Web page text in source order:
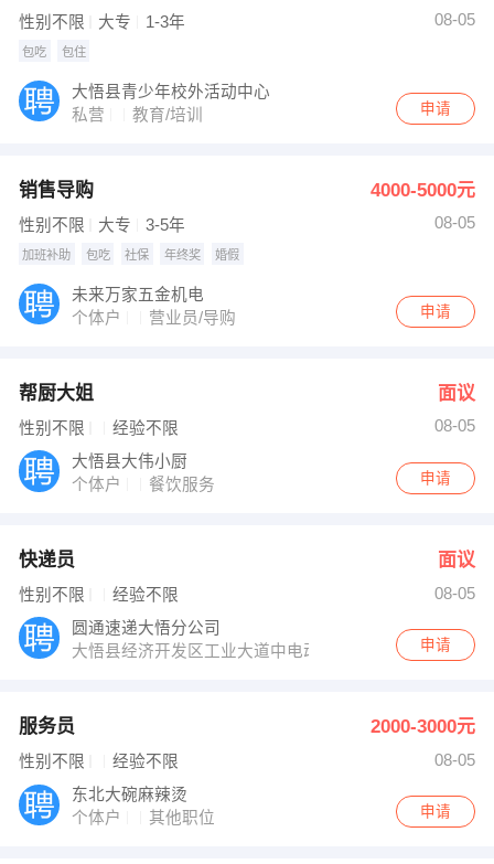
性别不限 大专 1-3年 08-05
包吃 包住
大悟县青少年校外活动中心
私营
教育/培训 申请
销售导购 4000-5000元
性别不限 大专 3-5年 08-05
加班补助 包吃 社保 年终奖 婚假
未来万家五金机电
个体户
营业员/导购 申请
帮厨大姐 面议
性别不限 经验不限
08-05
大悟县大伟小厨
个体户
餐饮服务 申请
快递员 面议
性别不限 经验不限
08-05
圆通速递大悟分公司
大悟县经济开发区工业大道中电动力科技院内
申请
服务员 2000-3000元
性别不限 经验不限
08-05
东北大碗麻辣烫
个体户
其他职位 申请